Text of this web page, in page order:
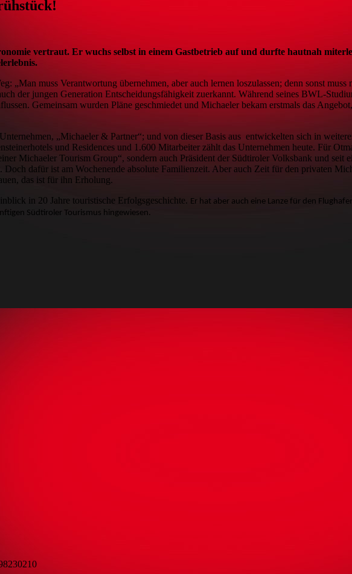
vertraut. Er wuchs selbst in einem Gastbetrieb auf und durfte hautnah
„Man muss Verantwortung übernehmen, aber auch lernen loszulassen; denn sonst muss
der jungen Generation Entscheidungsfähigkeit zuerkannt. Während seines BWL-
Gemeinsam wurden Pläne geschmiedet und Michaeler bekam erstmals das
„Michaeler & Partner“; und von dieser Basis aus entwickelten sich in
und Residences und 1.600 Mitarbeiter zählt das Unternehmen heute. Für
Michaeler Tourism Group“, sondern auch Präsident der Südtiroler Volksbank und seit
dafür ist am Wochenende absolute Familienzeit. Aber auch Zeit für den privaten
das ist für ihn Erholung.
in 20 Jahre touristische Erfolgsgeschichte. Er hat aber auch eine Lanze für den
Südtiroler Tourismus hingewiesen.